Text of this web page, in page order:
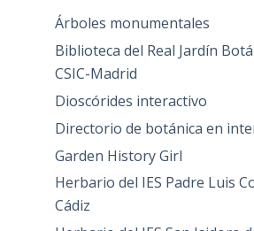
Árboles monumentales
Biblioteca del Real Jardín
CSIC-Madrid
Dioscórides interactivo
Directorio de botánica en
Garden History Girl
Herbario del IES Padre Luis
Cádiz